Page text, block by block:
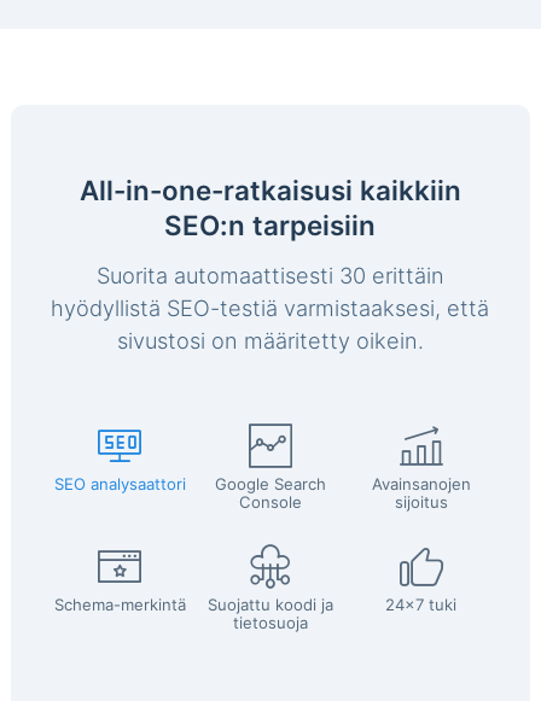
All-in-one-ratkaisusi kaikkiin
SEO:n tarpeisiin
Suorita automaattisesti 30 erittäin
hyödyllistä SEO-testiä varmistaaksesi, että
sivustosi on määritetty oikein.
SEO analysaattori
Google Search
Console
Avainsanojen
sijoitus
Schema-merkintä
Suojattu koodi ja
tietosuoja
24x7 tuki